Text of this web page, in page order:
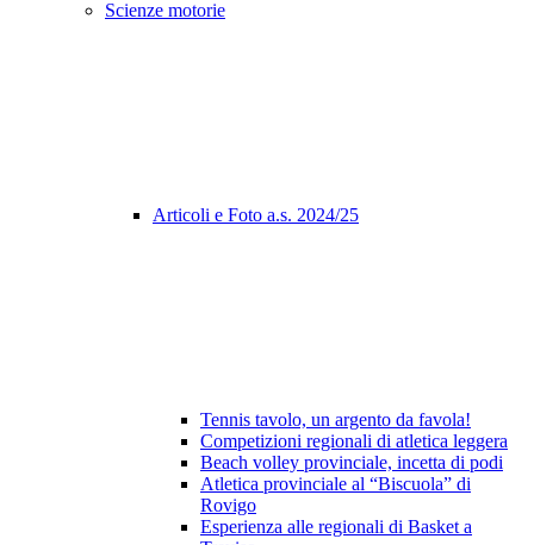
Scienze motorie
Articoli e Foto a.s. 2024/25
Tennis tavolo, un argento da favola!
Competizioni regionali di atletica leggera
Beach volley provinciale, incetta di podi
Atletica provinciale al “Biscuola” di
Rovigo
Esperienza alle regionali di Basket a